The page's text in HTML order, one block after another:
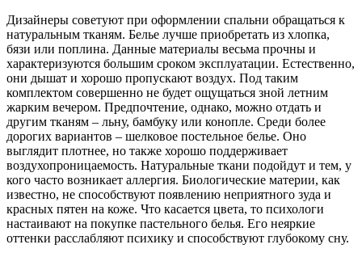
Дизайнеры советуют при оформлении спальни обращаться к
натуральным тканям. Белье лучше приобретать из хлопка,
бязи или поплина. Данные материалы весьма прочны и
характеризуются большим сроком эксплуатации. Естественно,
они дышат и хорошо пропускают воздух. Под таким
комплектом совершенно не будет ощущаться зной летним
жарким вечером. Предпочтение, однако, можно отдать и
другим тканям – льну, бамбуку или конопле. Среди более
дорогих вариантов – шелковое постельное белье. Оно
выглядит плотнее, но также хорошо поддерживает
воздухопроницаемость. Натуральные ткани подойдут и тем, у
кого часто возникает аллергия. Биологические материи, как
известно, не способствуют появлению неприятного зуда и
красных пятен на коже. Что касается цвета, то психологи
настаивают на покупке пастельного белья. Его неяркие
оттенки расслабляют психику и способствуют глубокому сну.